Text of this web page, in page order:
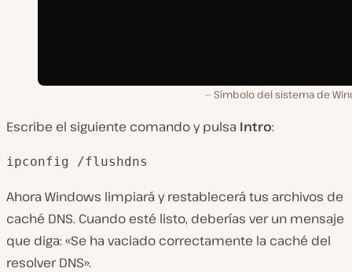
Símbolo del sistema de
Escribe el siguiente comando y pulsa Intro:
ipconfig /flushdns
Ahora Windows limpiará y restablecerá tus archivos de
caché DNS. Cuando esté listo, deberías ver un mensaje
que diga: «Se ha vaciado correctamente la caché del
resolver DNS».